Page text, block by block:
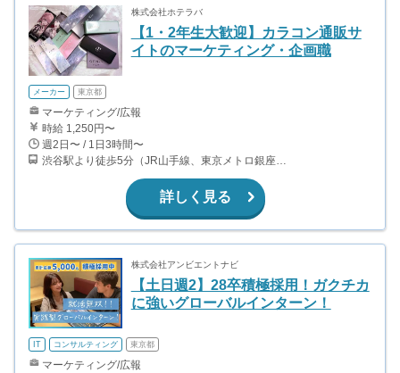
株式会社ホテラバ
【1・2年生大歓迎】カラコン通販サ
イトのマーケティング・企画職
メーカー 東京都
マーケティング/広報
時給 1,250円〜
週2日〜 / 1日3時間〜
渋谷駅より徒歩5分（JR山手線、東京メトロ銀座・半蔵門・副都心線）
詳しく見る
株式会社アンビエントナビ
【土日週2】28卒積極採用！ガクチカ
に強いグローバルインターン！
IT コンサルティング 東京都
マーケティング/広報